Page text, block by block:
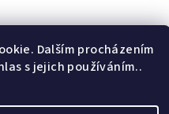
Dalším procházením
s jejich používáním..